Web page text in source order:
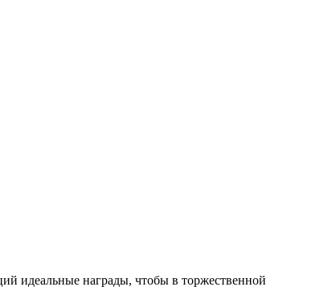
идеальные награды, чтобы в торжественной